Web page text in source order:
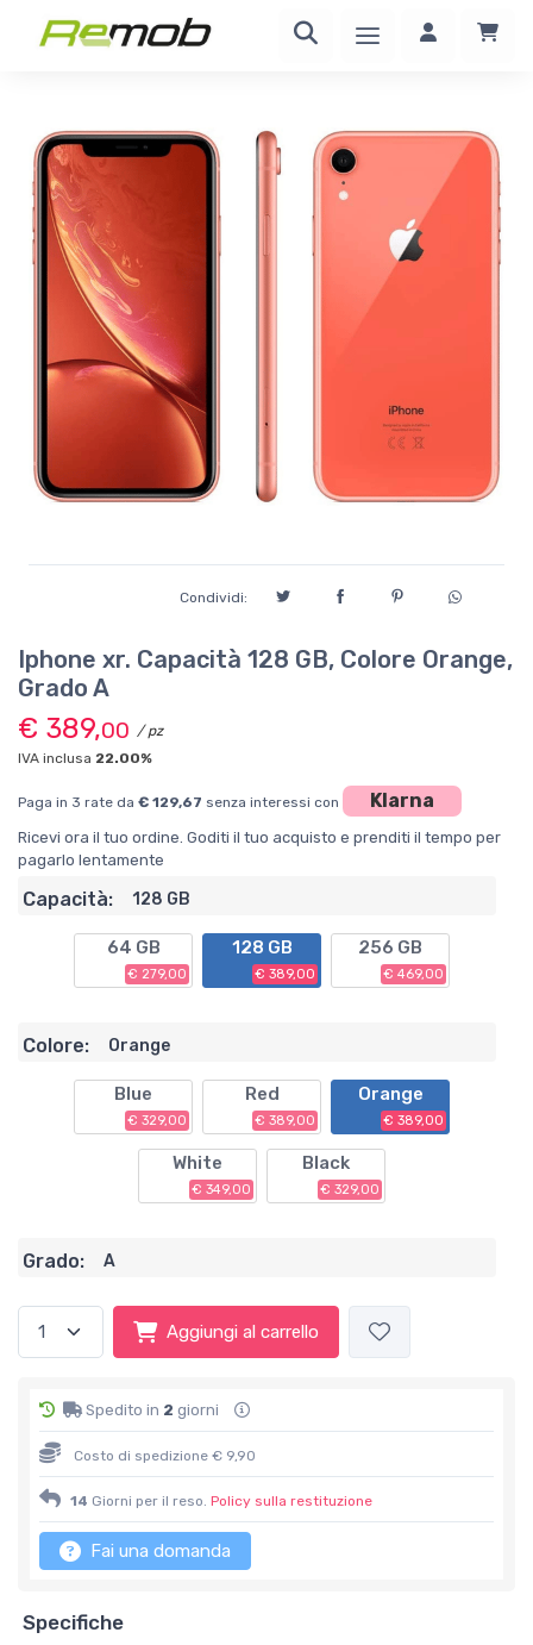
Condividi:
Iphone xr. Capacità 128 GB, Colore Orange,
Grado A
€ 389,00 / pz
IVA inclusa 22.00%
Paga in 3 rate da € 129,67 senza interessi con Klarna
Ricevi ora il tuo ordine. Goditi il tuo acquisto e prenditi il tempo per
pagarlo lentamente
Capacità: 128 GB
64 GB
€ 279,00
128 GB
€ 389,00
256 GB
€ 469,00
Colore: Orange
Blue
€ 329,00
Red
€ 389,00
Orange
€ 389,00
White
€ 349,00
Black
€ 329,00
Grado: A
Aggiungi al carrello
Spedito in 2 giorni
Costo di spedizione € 9,90
14 Giorni per il reso. Policy sulla restituzione
Fai una domanda
Specifiche